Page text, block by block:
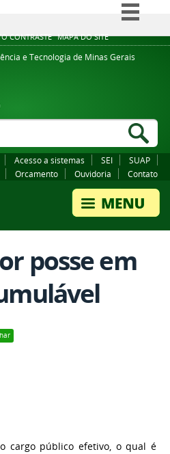
CONTRASTE MAPA DO SITE
Simplifique!
Comunica BR
Legislação
e Tecnologia de Minas Gerais
Acesso a sistemas SEI
SUAP
Orcamento Ouvidoria Contato
posse em
cargo público efetivo, o qual é